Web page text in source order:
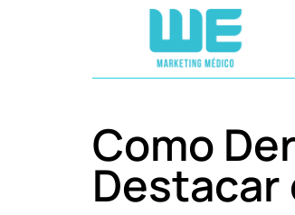
Como
Destacar